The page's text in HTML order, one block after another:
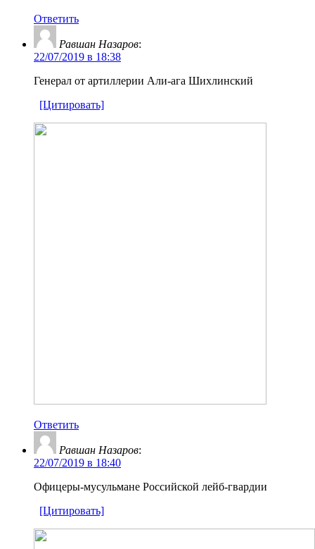
Ответить
Равшан Назаров:
22/07/2019 в 18:38
Генерал от артиллерии Али-ага Шихлинский
[Цитировать]
Ответить
Равшан Назаров:
22/07/2019 в 18:40
Офицеры-мусульмане Российской лейб-гвардии
[Цитировать]